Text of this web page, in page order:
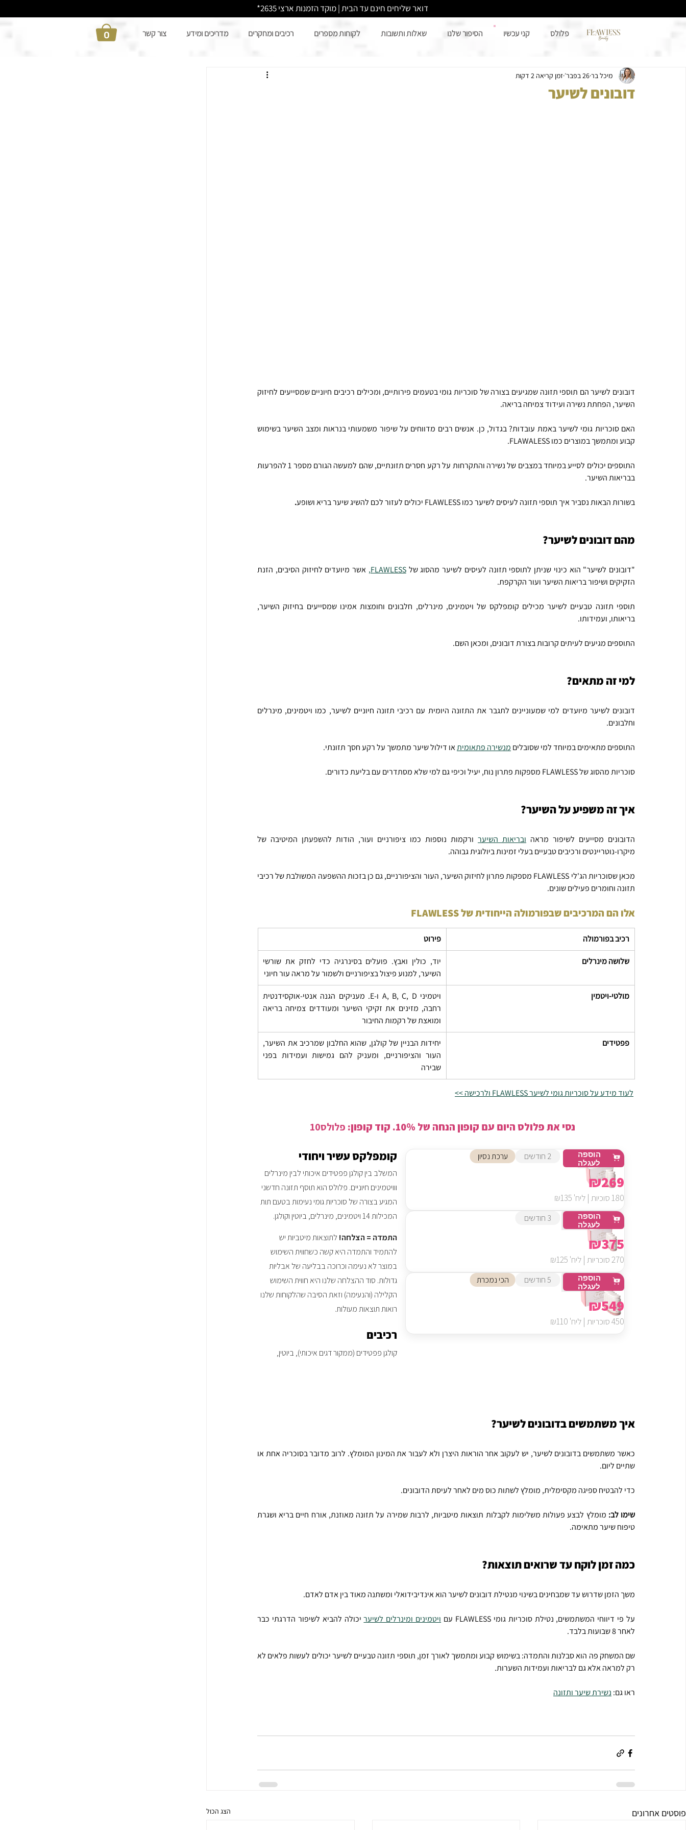
0
דואר שליחים חינם עד הבית | מוקד הזמנות ארצי 2635*
פלולס קני עכשיו הסיפור שלנו שאלות ותשובות לקוחות מספרים רכיבים ומחקרים מדריכים ומידע צור קשר
דובונים לשיער
מיכל בר26 בפבר׳ זמן קריאה 2 דקות
השיער, הפחתת נשירה ועידוד צמיחה בריאה.
קבוע ומתמשך במוצרים כמו FLAWALESS.
בבריאות השיער.
בשורות הבאות נסביר איך תוספי תזונה לעיסים לשיער כמו FLAWLESS יכולים לעזור לכם להשיג שיער בריא ושופע .
מהם דובונים לשיער?
"דובונים לשיער" הוא כינוי שניתן לתוספי תזונה לעיסים לשיער מהסוג של FLAWLESS,
הזקיקים ושיפור בריאות השיער ועור הקרקפת.
בריאותו, ועמידותו.
התוספים מגיעים לעיתים קרובות בצורת דובונים, ומכאן השם.
למי זה מתאים?
וחלבונים.
התוספים מתאימים במיוחד למי שסובלים מנשירה פתאומית או דילול שיער מתמשך על רקע חסך תזונתי.
סוכריות מהסוג של FLAWLESS מספקות פתרון נוח, יעיל וכיפי גם למי שלא מסתדרים עם בליעת כדורים.
איך זה משפיע על השיער?
הדובונים מסייעים לשיפור מראה ובריאות השיער
מיקרו-נוטריינטים ורכיבים טבעיים בעלי זמינות ביולוגית גבוהה.
תזונה וחומרים פעילים שונים.
אלו הם המרכיבים שבפורמולה הייחודית של FLAWLESS
רכיב בפורמולה פירוט
שלושה מינרלים
השיער, למנוע פיצול בציפורניים ולשמור על מראה עור חיוני
מולטי-ויטמין
ומואצת של רקמות החיבור
פפטידים
שבירה
לעוד מידע על סוכריות גומי לשיער FLAWLESS ולרכישה >>
איך משתמשים בדובונים לשיער?
שתיים ליום.
כדי להבטיח ספיגה מקסימלית, מומלץ לשתות כוס מים לאחר לעיסת הדובונים.
שימו לב:
טיפוח שיער מתאימה.
כמה זמן לוקח עד שרואים תוצאות?
משך הזמן שדרוש עד שמבחינים בשינוי מנטילת דובונים לשיער הוא אינדיבידואלי ומשתנה מאוד בין אדם לאדם.
על פי דיווחי המשתמשים, נטילת סוכריות גומי FLAWLESS עם ויטמינים ומינרלים לשיער
לאחר 8 שבועות בלבד.
רק למראה אלא גם לבריאות ועמידות השערות.
ראו גם: נשירת שיער ותזונה
פוסטים אחרונים הצג הכול